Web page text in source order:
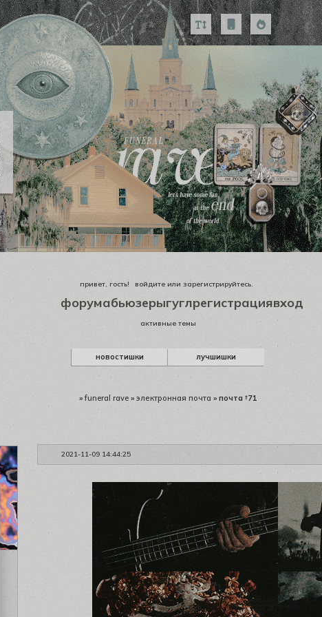
форумабьюзерыгуглрегистрациявход
активные темы
новостишки лучшишки
привет, гость! войдитеили зарегистрируйтесь.
»funeral rave » электронная почта » почта †71
2021-11-09 14:44:25